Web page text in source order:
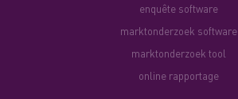
enquête software
marktonderzoek software
marktonderzoek tool
online rapportage